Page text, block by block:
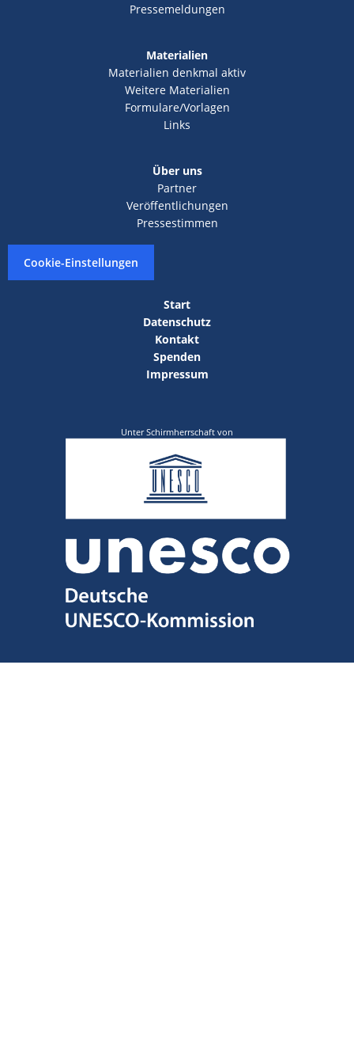
Pressemeldungen
Materialien
Materialien denkmal aktiv
Weitere Materialien
Formulare/Vorlagen
Links
Über uns
Partner
Veröffentlichungen
Pressestimmen
Cookie-Einstellungen
Start
Datenschutz
Kontakt
Spenden
Impressum
Unter Schirmherrschaft von